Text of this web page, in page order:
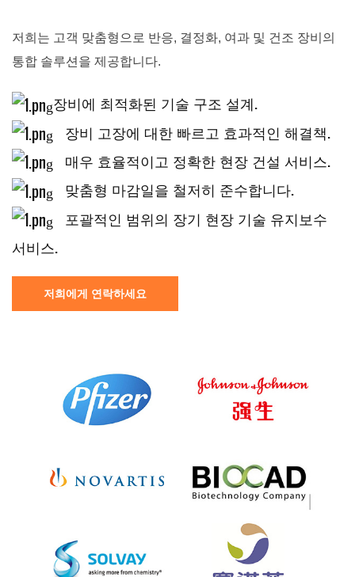
저희는 고객 맞춤형으로 반응, 결정화, 여과 및 건조 장비의
통합 솔루션을 제공합니다.
장비에 최적화된 기술 구조 설계.
장비 고장에 대한 빠르고 효과적인 해결책.
매우 효율적이고 정확한 현장 건설 서비스.
맞춤형 마감일을 철저히 준수합니다.
포괄적인 범위의 장기 현장 기술 유지보수
서비스.
저희에게 연락하세요